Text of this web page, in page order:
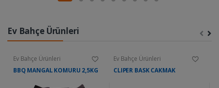
Ev Bahçe Ürünleri
Ev Bahçe Ürünleri
BBQ MANGAL KOMURU 2,5KG
Ev Bahçe Ürünleri
CLIPER BASK CAKMAK